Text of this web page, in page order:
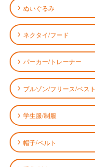
ぬいぐるみ
ネクタイ/フード
パーカー/トレーナー
ブルゾン/フリース/ベスト
学生服/制服
帽子/ベルト